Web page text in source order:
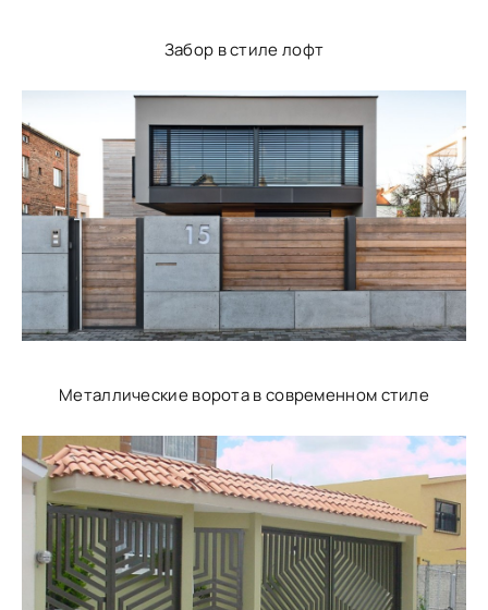
Забор в стиле лофт
Металлические ворота в современном стиле